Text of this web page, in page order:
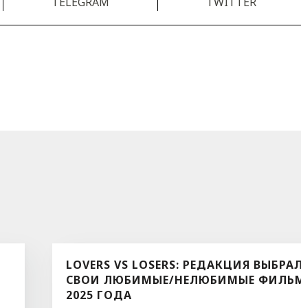
LOVERS VS LOSERS: РЕДАКЦИЯ
СВОИ ЛЮБИМЫЕ/НЕЛЮБИМЫЕ
2025 ГОДА